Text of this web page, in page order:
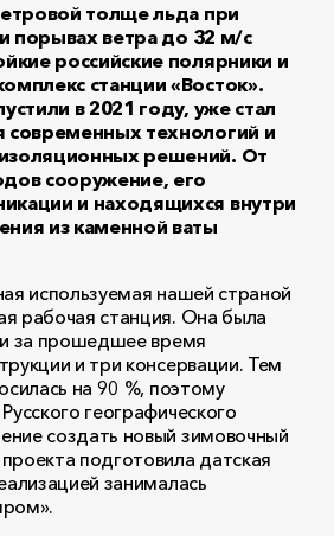
толще льда при
порывах ветра до 32 м/с
российские полярники и
станции «Восток».
в 2021 году, уже стал
современных технологий и
решений. От
сооружение, его
и находящихся внутри
из каменной ваты
используемая нашей страной
рабочая станция. Она была
за прошедшее время
и три консервации. Тем
на 90 %, поэтому
географического
создать новый зимовочный
подготовила датская
занималась